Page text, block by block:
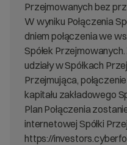
Przejmowanych bez
W wyniku Połączenia
dniem połączenia we
Spółek
udziały w Spółkach
Przejmująca,
kapitału zakładowego
Plan Połączenia
internetowej Spółki
https://